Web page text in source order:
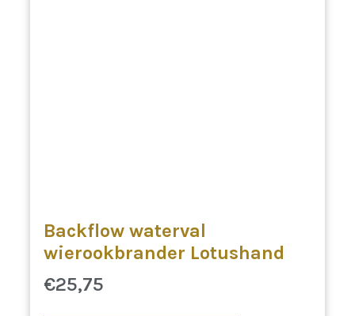
Backflow waterval
wierookbrander Lotushand
€25,75